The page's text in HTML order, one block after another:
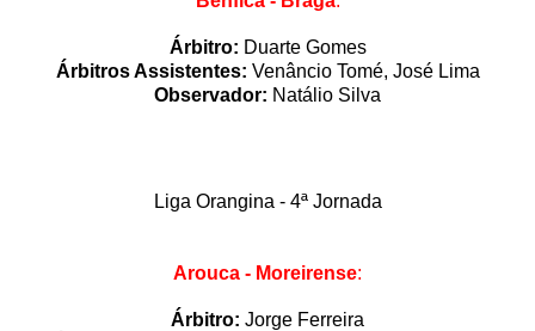
Árbitro: Duarte Gomes
Árbitros Assistentes: Venâncio Tomé, José Lima
Observador: Natálio Silva
Liga Orangina - 4ª Jornada
Arouca - Moreirense:
Árbitro: Jorge Ferreira